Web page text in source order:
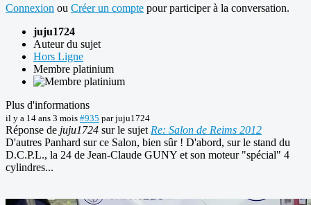
Connexion ou Créer un compte pour participer à la conversation.
juju1724
Auteur du sujet
Hors Ligne
Membre platinium
Plus d'informations
il y a 14 ans 3 mois #935 parjuju1724
Réponse de juju1724 sur le sujet Re: Salon de Reims 2012
D'autres Panhard sur ce Salon, bien sûr ! D'abord, sur le stand du
D.C.P.L., la 24 de Jean-Claude GUNY et son moteur "spécial" 4
cylindres...